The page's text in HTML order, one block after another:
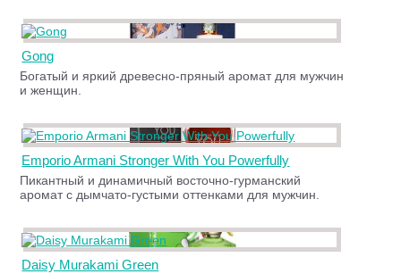
Gong
Богатый и яркий древесно-пряный аромат для мужчин
и женщин.
Emporio Armani Stronger With You Powerfully
Пикантный и динамичный восточно-гурманский
аромат с дымчато-густыми оттенками для мужчин.
Daisy Murakami Green